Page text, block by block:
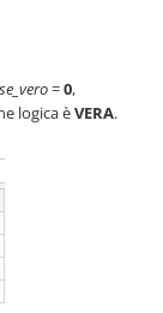
=0,
logica èVERA.